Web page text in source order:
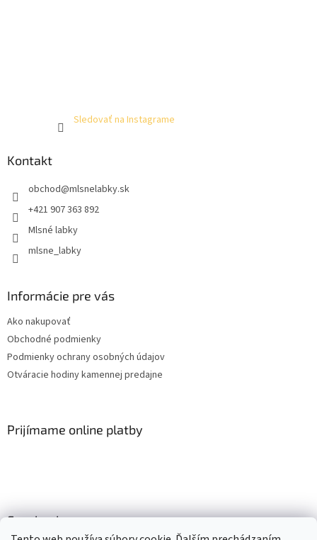
Sledovať na Instagrame
Kontakt
obchod@mlsnelabky.sk
+421 907 363 892
Mlsné labky
mlsne_labky
Informácie pre vás
Ako nakupovať
Obchodné podmienky
Podmienky ochrany osobných údajov
Otváracie hodiny kamennej predajne
Prijímame online platby
Facebook